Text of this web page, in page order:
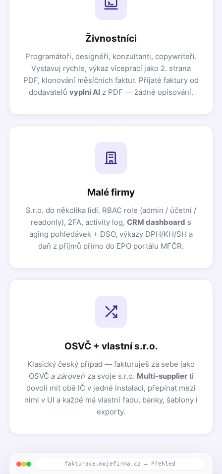
Živnostníci
Programátoři, designéři, konzultanti, copywriteři.
Vystavuj rychle, výkaz víceprací jako 2. strana
PDF, klonování měsíčních faktur. Přijaté faktury od
dodavatelů vyplní AI z PDF — žádné opisování.
Malé firmy
S.r.o. do několika lidí. RBAC role (admin / účetní /
readonly), 2FA, activity log, CRM dashboard s
aging pohledávek + DSO, výkazy DPH/KH/SH a
daň z příjmů přímo do EPO portálu MFČR.
OSVČ + vlastní s.r.o.
Klasický český případ — fakturuješ za sebe jako
OSVČ a zároveň za svoje s.r.o. Multi-supplierti
dovolí mít obě IČ v jedné instalaci, přepínat mezi
nimi v UI a každé má vlastní řadu, banky, šablony i
exporty.
fakturace.mojefirma.cz — Přehled